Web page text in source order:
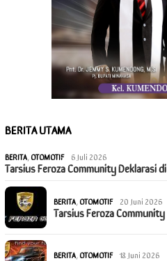
BERITA UTAMA
BERITA,OTOMOTIF 6 Juli 2026
Tarsius Feroza Community Deklarasi
BERITA,OTOMOTIF 20 Juni 2026
Tarsius Feroza
BERITA,OTOMOTIF 18 Juni 2026